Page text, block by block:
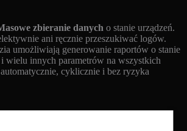
zbieranie danych o stanie urządzeń.
ani ręcznie przeszukiwać logów.
umożliwiają generowanie raportów o stanie
wielu innych parametrów na wszystkich
cyklicznie i bez ryzyka